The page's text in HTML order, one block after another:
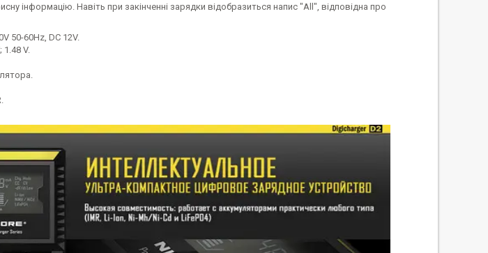
інформацію. Навіть при закінченні зарядки відобразиться напис "All", відповідна про
50-60Hz, DC 12V.
1.48 V.